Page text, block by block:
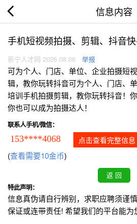
信息内容
手机短视频拍摄、剪辑、抖音
新宁人才网 2026.08.06 举报
可为个人、门店、单位、企业拍摄短
辑，教你玩转抖音可为个人、门店、
培训手机拍摄剪辑，教你玩转抖音！
你也可以成为拍摄达人！
联系人手机/微信：
153****4068 点击查看完整信息
(查看需要10金币)
特此声明：
信息真伪请自行辨别，求职应聘须谨
保证或连带责任! 希望我们的平台能为